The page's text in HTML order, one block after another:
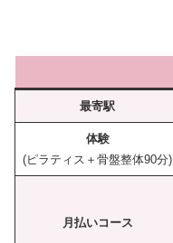
最寄駅
体験
(ピラティス＋骨盤整体90分)
月払いコース